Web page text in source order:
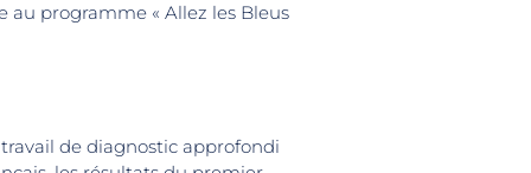
au programme « Allez les Bleus
de diagnostic approfondi